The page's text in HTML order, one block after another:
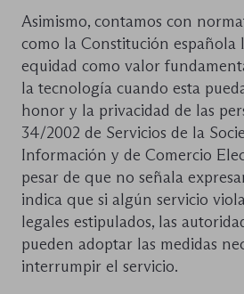
Asimismo, contamos con
como la Constitución española
equidad como valor
la tecnología cuando esta
honor y la privacidad de las
34/2002 de Servicios de la
Información y de Comercio
pesar de que no señala
indica que si algún servicio
legales estipulados, las
pueden adoptar las medidas
interrumpir el servicio.